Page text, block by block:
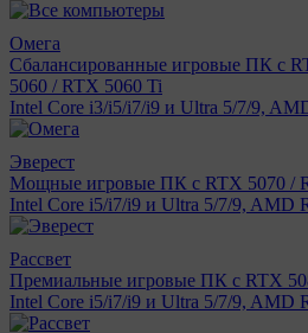
Омега
Сбалансированные игровые ПК с
5060 / RTX 5060 Ti
Intel Core i3/i5/i7/i9 и Ultra 5/7/9,
Эверест
Мощные игровые ПК с RTX 5070 /
Intel Core i5/i7/i9 и Ultra 5/7/9, AMD
Рассвет
Премиальные игровые ПК с RTX
Intel Core i5/i7/i9 и Ultra 5/7/9, AMD